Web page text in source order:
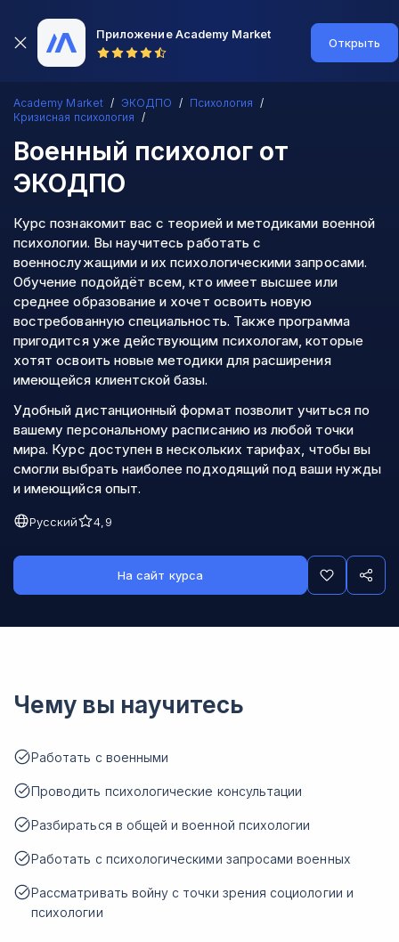
Приложение Academy Market
Открыть
Academy Market ЭКОДПО
Психология
Кризисная психология
Военный психолог от
ЭКОДПО
Курс познакомит вас с теорией и методиками военной
психологии. Вы научитесь работать с
военнослужащими и их психологическими запросами.
Обучение подойдёт всем, кто имеет высшее или
среднее образование и хочет освоить новую
востребованную специальность. Также программа
пригодится уже действующим психологам, которые
хотят освоить новые методики для расширения
имеющейся клиентской базы.
Удобный дистанционный формат позволит учиться по
вашему персональному расписанию из любой точки
мира. Курс доступен в нескольких тарифах, чтобы вы
смогли выбрать наиболее подходящий под ваши нужды
и имеющийся опыт.
Русский 4,9
На сайт курса
Чему вы научитесь
Работать с военными
Проводить психологические консультации
Разбираться в общей и военной психологии
Работать с психологическими запросами военных
Рассматривать войну с точки зрения социологии и
психологии